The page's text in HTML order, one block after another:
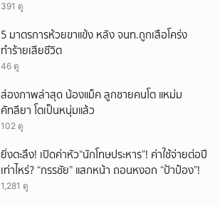
391 ดู
5 มาตรการห้วยขาแข้ง หลัง จนท.ถูกเสือโคร่ง
ทำร้ายเสียชีวิต
46 ดู
ส่องภาพล่าสุด น้องแม็ค ลูกชายคนโต แหม่ม
คัทลียา โตเป็นหนุ่มแล้ว
102 ดู
ยิ่งตะลึง! เปิดค่าหัว“นักโทษประหาร”! ค่าใช้จ่ายต่อปี
เท่าไหร่? “กรรชัย” แสกหน้า ถอนหงอก “ป้าป๋อง”!
1,281 ดู